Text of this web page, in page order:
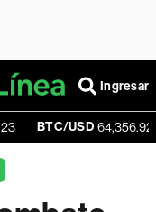
Ingresar
USD 64,356.92 -